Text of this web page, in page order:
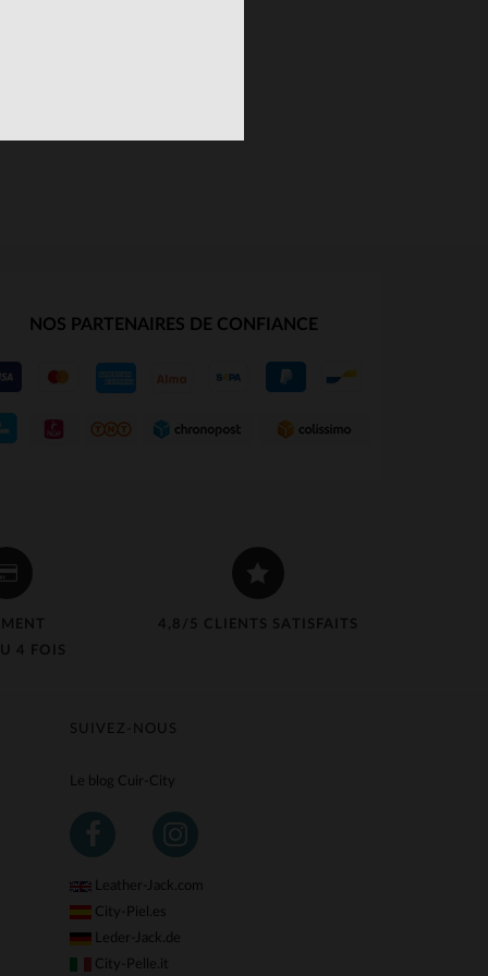
4 FOIS
4,8/5 CLIENTS SATISFAITS
NOS PARTENAIRES DE CONFIANCE
SUIVEZ-NOUS
Le blog Cuir-City
Leather-Jack.com
City-Piel.es
Leder-Jack.de
City-Pelle.it